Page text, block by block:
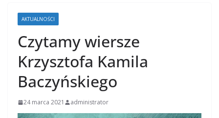
AKTUALNOŚCI
Czytamy wiersze
Krzysztofa Kamila
Baczyńskiego
24 marca 2021 administrator